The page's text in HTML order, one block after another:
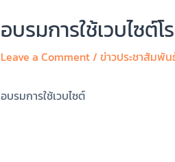
อบรมการใช้เวบไซต์
Leave a Comment/ ข่าวประชาสัมพัน
อบรมการใช้เวบไซต์